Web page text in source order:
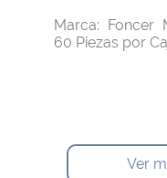
Marca: Foncer
60 Piezas por
Ver